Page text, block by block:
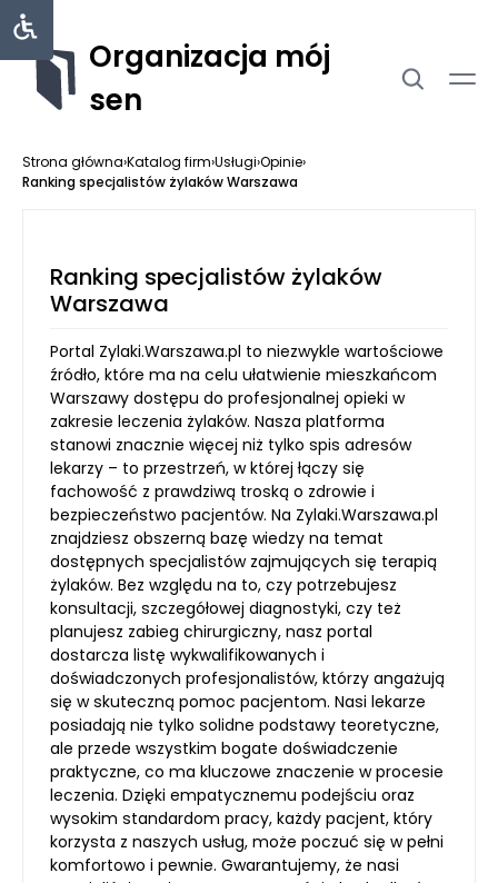
Organizacja mój
sen
Strona główna›Katalog firm›Usługi›Opinie›
Ranking specjalistów żylaków Warszawa
Ranking specjalistów żylaków
Warszawa
Portal Zylaki.Warszawa.pl to niezwykle wartościowe
źródło, które ma na celu ułatwienie mieszkańcom
Warszawy dostępu do profesjonalnej opieki w
zakresie leczenia żylaków. Nasza platforma
stanowi znacznie więcej niż tylko spis adresów
lekarzy – to przestrzeń, w której łączy się
fachowość z prawdziwą troską o zdrowie i
bezpieczeństwo pacjentów. Na Zylaki.Warszawa.pl
znajdziesz obszerną bazę wiedzy na temat
dostępnych specjalistów zajmujących się terapią
żylaków. Bez względu na to, czy potrzebujesz
konsultacji, szczegółowej diagnostyki, czy też
planujesz zabieg chirurgiczny, nasz portal
dostarcza listę wykwalifikowanych i
doświadczonych profesjonalistów, którzy angażują
się w skuteczną pomoc pacjentom. Nasi lekarze
posiadają nie tylko solidne podstawy teoretyczne,
ale przede wszystkim bogate doświadczenie
praktyczne, co ma kluczowe znaczenie w procesie
leczenia. Dzięki empatycznemu podejściu oraz
wysokim standardom pracy, każdy pacjent, który
korzysta z naszych usług, może poczuć się w pełni
komfortowo i pewnie. Gwarantujemy, że nasi